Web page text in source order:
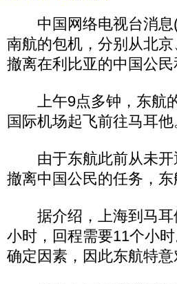
中国网络电视台消息(
南航的包机，分别从北
撤离在利比亚的中国公民
上午9点多钟，东航的
国际机场起飞前往马耳他
由于东航此前从未开
撤离中国公民的任务，
据介绍，上海到马耳
小时，回程需要11个小
确定因素，因此东航特